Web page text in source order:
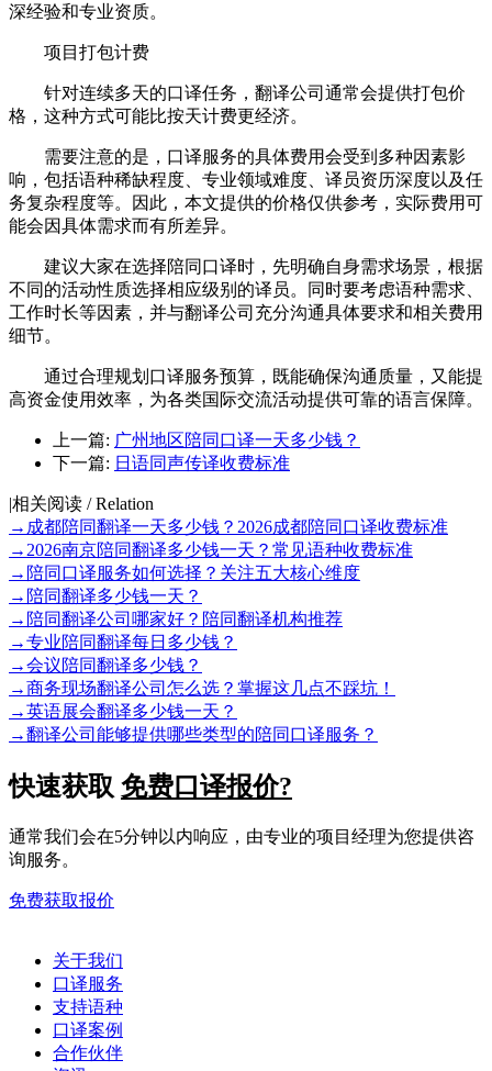
深经验和专业资质。
项目打包计费
针对连续多天的口译任务，翻译公司通常会提供打包价
格，这种方式可能比按天计费更经济。
需要注意的是，口译服务的具体费用会受到多种因素影
响，包括语种稀缺程度、专业领域难度、译员资历深度以及任
务复杂程度等。因此，本文提供的价格仅供参考，实际费用可
能会因具体需求而有所差异。
建议大家在选择陪同口译时，先明确自身需求场景，根据
不同的活动性质选择相应级别的译员。同时要考虑语种需求、
工作时长等因素，并与翻译公司充分沟通具体要求和相关费用
细节。
通过合理规划口译服务预算，既能确保沟通质量，又能提
高资金使用效率，为各类国际交流活动提供可靠的语言保障。
上一篇: 广州地区陪同口译一天多少钱？
下一篇: 日语同声传译收费标准
|相关阅读 / Relation
→ 成都陪同翻译一天多少钱？2026成都陪同口译收费标准
→ 2026南京陪同翻译多少钱一天？常见语种收费标准
→ 陪同口译服务如何选择？关注五大核心维度
→ 陪同翻译多少钱一天？
→ 陪同翻译公司哪家好？陪同翻译机构推荐
→专业陪同翻译每日多少钱？
→会议陪同翻译多少钱？
→商务现场翻译公司怎么选？掌握这几点不踩坑！
→英语展会翻译多少钱一天？
→翻译公司能够提供哪些类型的陪同口译服务？
快速获取 免费口译报价?
通常我们会在5分钟以内响应，由专业的项目经理为您提供咨
询服务。
免费获取报价
关于我们
口译服务
支持语种
口译案例
合作伙伴